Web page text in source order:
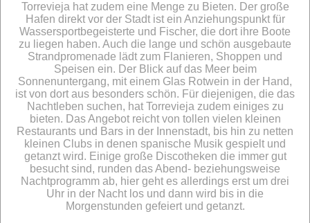
Torrevieja hat zudem eine Menge zu Bieten. Der große
Hafen direkt vor der Stadt ist ein Anziehungspunkt für
Wassersportbegeisterte und Fischer, die dort ihre Boote
zu liegen haben. Auch die lange und schön ausgebaute
Strandpromenade lädt zum Flanieren, Shoppen und
Speisen ein. Der Blick auf das Meer beim
Sonnenuntergang, mit einem Glas Rotwein in der Hand,
ist von dort aus besonders schön. Für diejenigen, die das
Nachtleben suchen, hat Torrevieja zudem einiges zu
bieten. Das Angebot reicht von tollen vielen kleinen
Restaurants und Bars in der Innenstadt, bis hin zu netten
kleinen Clubs in denen spanische Musik gespielt und
getanzt wird. Einige große Discotheken die immer gut
besucht sind, runden das Abend- beziehungsweise
Nachtprogramm ab, hier geht es allerdings erst um drei
Uhr in der Nacht los und dann wird bis in die
Morgenstunden gefeiert und getanzt.